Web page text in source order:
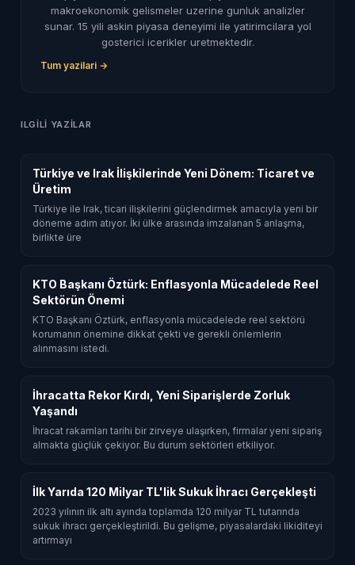
makroekonomik gelismeler uzerine gunluk analizler
sunar. 15 yili askin piyasa deneyimi ile yatirimcilara yol
gosterici icerikler uretmektedir.
Tum yazilari →
ILGILI YAZILAR
Türkiye ve Irak İlişkilerinde Yeni Dönem: Ticaret ve
Üretim
Türkiye ile Irak, ticari ilişkilerini güçlendirmek amacıyla yeni bir
döneme adım atıyor. İki ülke arasında imzalanan 5 anlaşma,
birlikte üre
KTO Başkanı Öztürk: Enflasyonla Mücadelede Reel
Sektörün Önemi
KTO Başkanı Öztürk, enflasyonla mücadelede reel sektörü
korumanın önemine dikkat çekti ve gerekli önlemlerin
alınmasını istedi.
İhracatta Rekor Kırdı, Yeni Siparişlerde Zorluk
Yaşandı
İhracat rakamları tarihi bir zirveye ulaşırken, firmalar yeni sipariş
almakta güçlük çekiyor. Bu durum sektörleri etkiliyor.
İlk Yarıda 120 Milyar TL'lik Sukuk İhracı Gerçekleşti
2023 yılının ilk altı ayında toplamda 120 milyar TL tutarında
sukuk ihracı gerçekleştirildi. Bu gelişme, piyasalardaki likiditeyi
artırmayı